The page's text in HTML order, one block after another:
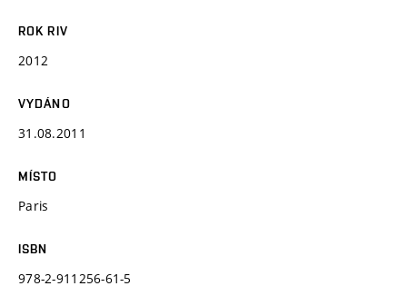
ROK RIV
2012
VYDÁNO
31.08.2011
MÍSTO
Paris
ISBN
978-2-911256-61-5